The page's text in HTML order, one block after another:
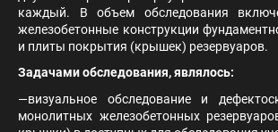
каждый. В объем обследования
железобетонные конструкции
и плиты покрытия (крышек) резервуаров.
Задачами обследования, являлось:
—визуальное обследование и
монолитных железобетонных